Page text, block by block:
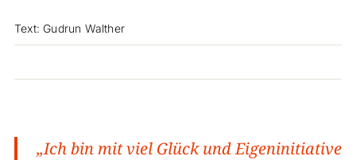
Text: Gudrun Walther
„Ich bin mit viel Glück und Eigeninitiative